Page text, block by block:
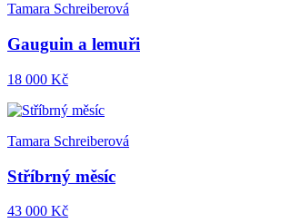
Tamara Schreiberová
Gauguin a lemuři
18 000 Kč
Tamara Schreiberová
Stříbrný měsíc
43 000 Kč